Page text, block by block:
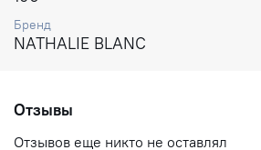
Бренд
NATHALIE BLANC
Отзывы
Отзывов еще никто не оставлял